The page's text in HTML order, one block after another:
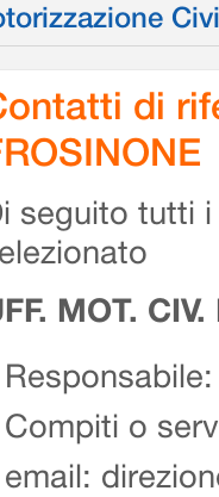
di
seguito tutti
MOT.
Compiti o
email: